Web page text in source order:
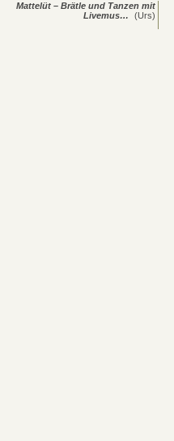
Mattelüt – Brätle und Tanzen mit
Livemus…
(Urs)